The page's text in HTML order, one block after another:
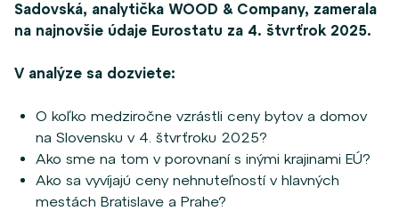
Sadovská, analytička WOOD & Company, zamerala
na najnovšie údaje Eurostatu za 4. štvrťrok 2025.
V analýze sa dozviete:
O koľko medziročne vzrástli ceny bytov a domov
na Slovensku v 4. štvrťroku 2025?
Ako sme na tom v porovnaní s inými krajinami EÚ?
Ako sa vyvíjajú ceny nehnuteľností v hlavných
mestách Bratislave a Prahe?